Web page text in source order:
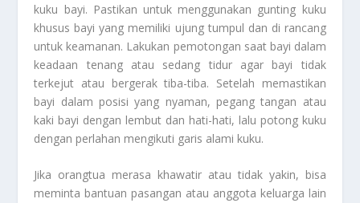
kuku bayi. Pastikan untuk menggunakan gunting kuku
khusus bayi yang memiliki ujung tumpul dan di rancang
untuk keamanan. Lakukan pemotongan saat bayi dalam
keadaan tenang atau sedang tidur agar bayi tidak
terkejut atau bergerak tiba-tiba. Setelah memastikan
bayi dalam posisi yang nyaman, pegang tangan atau
kaki bayi dengan lembut dan hati-hati, lalu potong kuku
dengan perlahan mengikuti garis alami kuku.
Jika orangtua merasa khawatir atau tidak yakin, bisa
meminta bantuan pasangan atau anggota keluarga lain